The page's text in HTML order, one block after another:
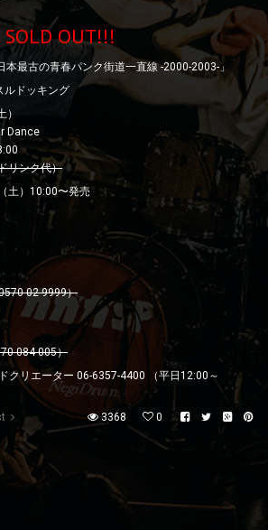
OUT!!!
本最古の青春パンク街道一直線 -2000-2003-」
ルドッキング
Dance
リンク代）
土）10:00〜発売
02-9999）
084-005）
クリエーター 06-6357-4400 （平日12:00～
3368 0